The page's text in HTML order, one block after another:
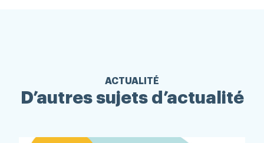
ACTUALITÉ
D’autres sujets d’actualité